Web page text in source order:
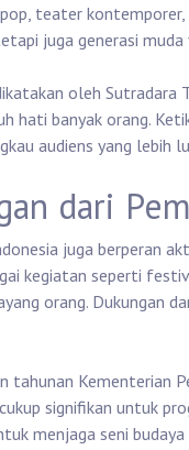
teater
juga generasi muda
oleh Sutradara
hati banyak orang.
audiens yang lebih
dari
juga berperan
kegiatan seperti
orang. Dukungan
tahunan Kementerian
signifikan untuk
menjaga seni